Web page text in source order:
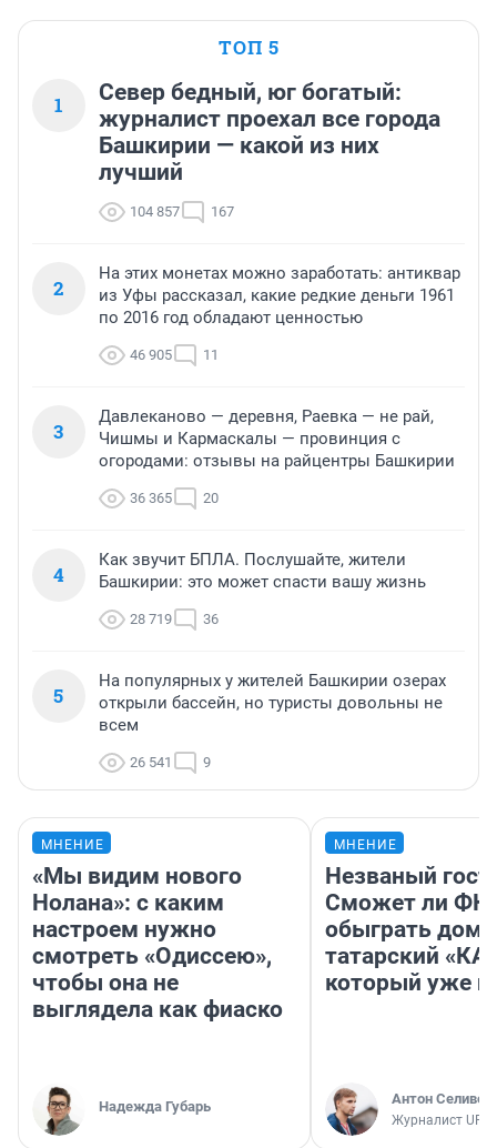
ТОП 5
1
Север бедный, юг богатый:
журналист проехал все города
Башкирии — какой из них
лучший
104 857 167
2
На этих монетах можно заработать: антиквар
из Уфы рассказал, какие редкие деньги 1961
по 2016 год обладают ценностью
46 905 11
3
Давлеканово — деревня, Раевка — не рай,
Чишмы и Кармаскалы — провинция с
огородами: отзывы на райцентры Башкирии
36 365 20
4
Как звучит БПЛА. Послушайте, жители
Башкирии: это может спасти вашу жизнь
28 719 36
5
На популярных у жителей Башкирии озерах
открыли бассейн, но туристы довольны не
всем
26 541 9
МНЕНИЕ
«Мы видим нового
Нолана»: с каким
настроем нужно
смотреть «Одиссею»,
чтобы она не
выглядела как фиаско
Надежда Губарь
МНЕНИЕ
Незваный
Сможет ли ФК
обыграть дома
татарский
который уже
Антон
Журналист